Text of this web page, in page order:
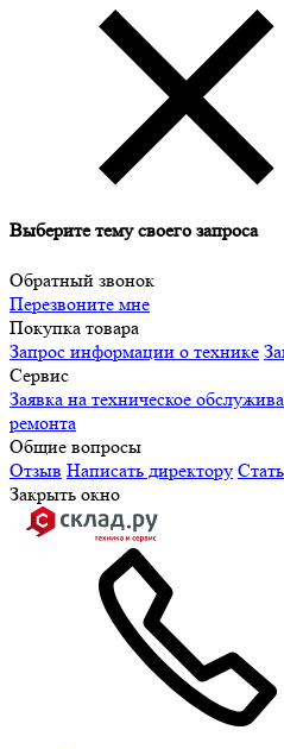
Выберите тему своего запроса
Обратный звонок
Перезвоните мне
Покупка товара
Запрос информации о технике
Сервис
Заявка на техническое
ремонта
Общие вопросы
Отзыв Написать директору
Закрыть окно